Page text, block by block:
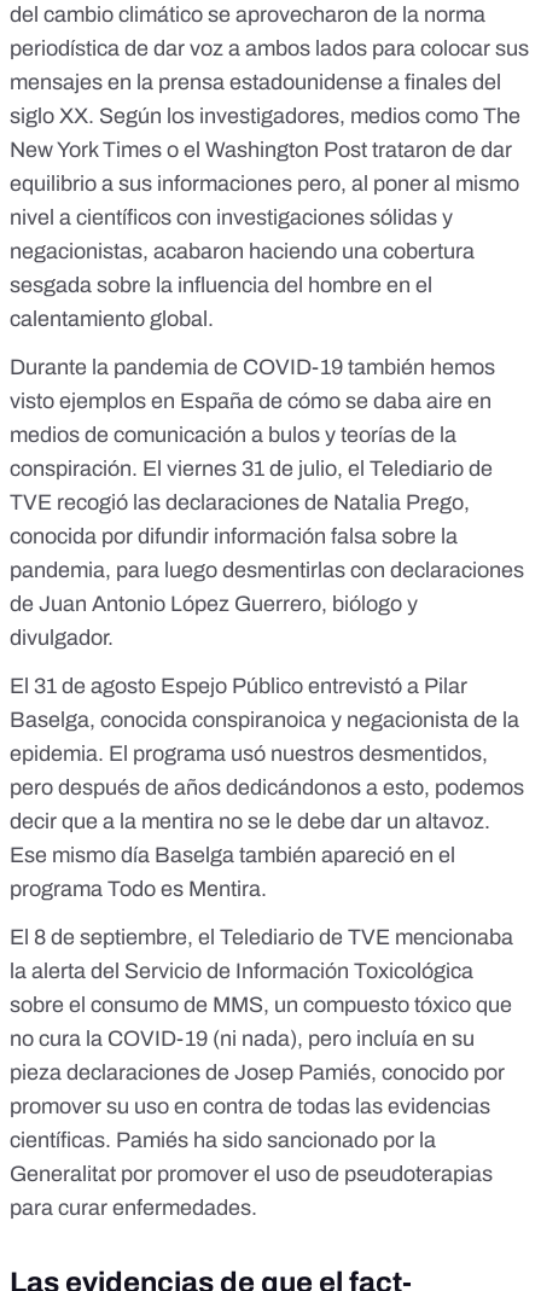
del cambio climático se aprovecharon de la norma
periodística de dar voz a ambos lados para colocar sus
mensajes en la prensa estadounidense a finales del
siglo XX. Según los investigadores, medios como The
New York Times o el Washington Post trataron de dar
equilibrio a sus informaciones pero, al poner al mismo
nivel a científicos con investigaciones sólidas y
negacionistas, acabaron haciendo una cobertura
sesgada sobre la influencia del hombre en el
calentamiento global.
Durante la pandemia de COVID-19 también hemos
visto ejemplos en España de cómo se daba aire en
medios de comunicación a bulos y teorías de la
conspiración. El viernes 31 de julio, el Telediario de
TVE recogió las declaraciones de Natalia Prego,
conocida por difundir información falsa sobre la
pandemia, para luego desmentirlas con declaraciones
de Juan Antonio López Guerrero, biólogo y
divulgador.
El 31 de agosto Espejo Público entrevistó a Pilar
Baselga, conocida conspiranoica y negacionista de la
epidemia. El programa usó nuestros desmentidos,
pero después de años dedicándonos a esto, podemos
decir que a la mentira no se le debe dar un altavoz.
Ese mismo día Baselga también apareció en el
programa Todo es Mentira.
El 8 de septiembre, el Telediario de TVE mencionaba
la alerta del Servicio de Información Toxicológica
sobre el consumo de MMS, un compuesto tóxico que
no cura la COVID-19 (ni nada), pero incluía en su
pieza declaraciones de Josep Pamiés, conocido por
promover su uso en contra de todas las evidencias
científicas. Pamiés ha sido sancionado por la
Generalitat por promover el uso de pseudoterapias
para curar enfermedades.
Las evidencias de que el fact-